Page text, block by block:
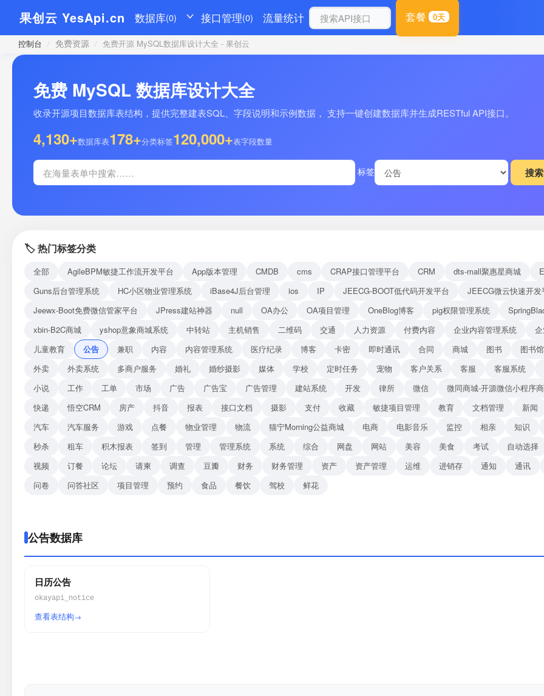
果创云 YesApi.cn 数据库(0) 接口管理(0) 流量统计 套餐 0天
控制台 / 免费资源 / 免费开源 MySQL数据库设计大全 - 果创云
免费 MySQL 数据库设计大全
收录开源项目数据库表结构，提供完整建表SQL、字段说明和示例数据， 支持一键创建数据库并生成RESTful API接口。
4,130+数据库表178+分类标签120,000+表字段数量
标签
🏷️ 热门标签分类
全部 AgileBPM敏捷工作流开发平台 App版本管理 CMDB cms CRAP接口管理平台 CRM dts-mall聚惠星商城
Guns后台管理系统
HC小区物业管理系统 iBase4J后台管理 ios IP JEECG-BOOT低代码开发平台
JEECG微云快速开发
Jeewx-Boot免费微信管家平台
JPress建站神器 null OA办公 OA项目管理 OneBlog博客 pig权限管理系统
xbin-B2C商城
yshop意象商城系统 中转站 主机销售 二维码 交通 人力资源 付费内容 企业内容管理系统
儿童教育
公告 兼职 内容 内容管理系统 医疗纪录 博客 卡密 即时通讯 合同 商城 图书
图书
外卖
外卖系统 多商户服务 婚礼 婚纱摄影 媒体 学校 定时任务 宠物 客户关系 客服
客服系统
小说
工作 工单 市场 广告 广告宝 广告管理 建站系统 开发 律所 微信
微同商城-开源微信小程序
快递
悟空CRM 房产 抖音 报表 接口文档 摄影 支付 收藏 敏捷项目管理 教育 文档管理
新闻
汽车
汽车服务 游戏 点餐 物业管理 物流 猫宁Morning公益商城 电商 电影音乐 监控 相亲
知识
秒杀
租车 积木报表 签到 管理 管理系统 系统 综合 网盘 网站 美容 美食 考试
自动选择
视频
订餐 论坛 请柬 调查 豆瓣 财务 财务管理 资产 资产管理 运维 进销存 通知
通讯
问卷
问答社区 项目管理 预约 食品 餐饮 驾校 鲜花
公告数据库
日历公告
okayapi_notice
查看表结构